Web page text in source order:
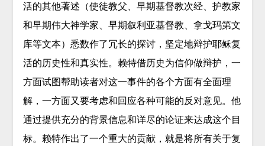
活的其他著述（使徒教父、早期基督教次经、护教家
和早期伟大神学家、早期叙利亚基督教、拿戈玛第文
库等文本）悉数作了冗长的探讨，坚定地辩护耶稣复
活的历史性和真实性。赖特借历史为信仰做辩护，一
方面试图帮助读者对这一事件的各个方面有全面理
解，一方面又要考虑和回应各种可能的反对意见。他
通过提供充分的背景信息和详尽的论证来达成这个目
标。赖特作出了一个重大的贡献，就是将所有关于复